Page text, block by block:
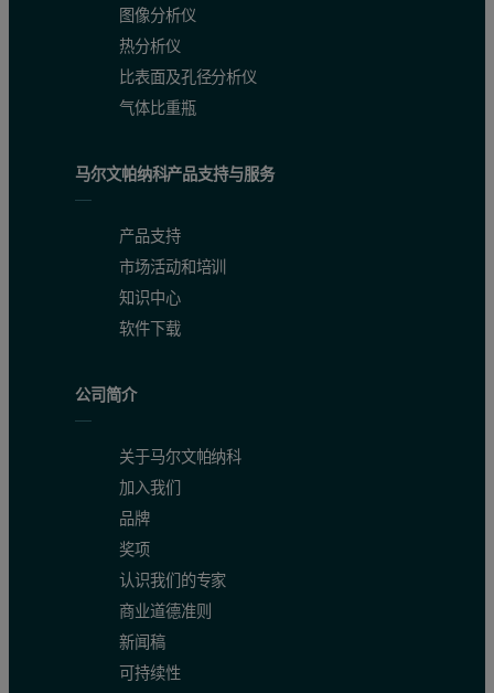
图像分析仪
热分析仪
比表面及孔径分析仪
气体比重瓶
马尔文帕纳科产品支持与服务
产品支持
市场活动和培训
知识中心
软件下载
公司简介
关于马尔文帕纳科
加入我们
品牌
奖项
认识我们的专家
商业道德准则
新闻稿
可持续性